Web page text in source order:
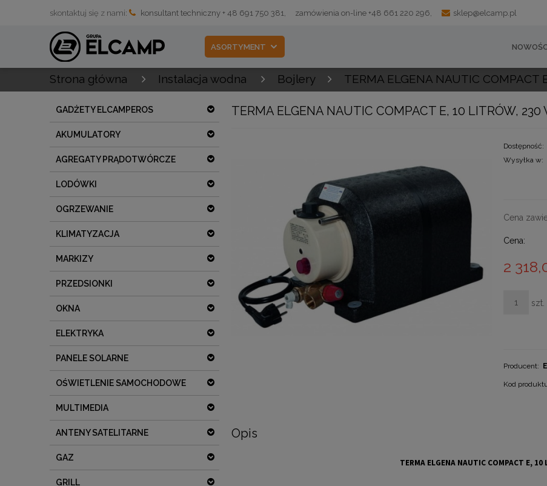
skontaktuj się z nami: konsultant techniczny + 48 691 750 381, zamówienia on-line +48 661 220 296, sklep@elcamp.pl
ASORTYMENT
Strona główna Instalacja wodna Bojlery TERMA ELGENA NAUTIC COMPACT
GADŻETY ELCAMPEROS
AKUMULATORY
AGREGATY PRĄDOTWÓRCZE
LODÓWKI
OGRZEWANIE
KLIMATYZACJA
MARKIZY
PRZEDSIONKI
OKNA
ELEKTRYKA
PANELE SOLARNE
OŚWIETLENIE SAMOCHODOWE
MULTIMEDIA
ANTENY SATELITARNE
GAZ
GRILL
TERMA ELGENA NAUTIC COMPACT E, 10 LITRÓW, 230
Dostępność:
Wysyłka w:
Cena
Cena:
2
szt.
Producent:
Kod
Opis
TERMA ELGENA NAUTIC COMPACT E, 10